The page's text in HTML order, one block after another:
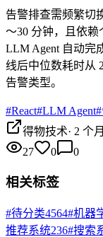
告警排查需频繁切
～30 分钟，且依
LLM Agent 自动完
线后中位数耗时从
告警类型。
#React#LLM Agent#
得物技术· 2 个
27
0 0
相关标签
#待分类4564#机器
推荐系统236#搜索